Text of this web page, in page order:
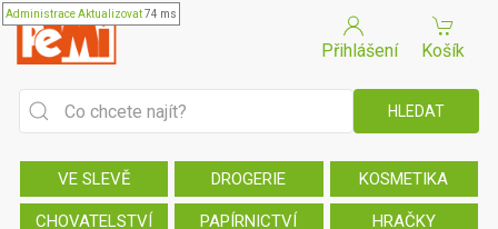
AdministraceAktualizovat74 ms
Přihlášení Košík
VE SLEVĚ DROGERIE KOSMETIKA
CHOVATELSTVÍ PAPÍRNICTVÍ HRAČKY